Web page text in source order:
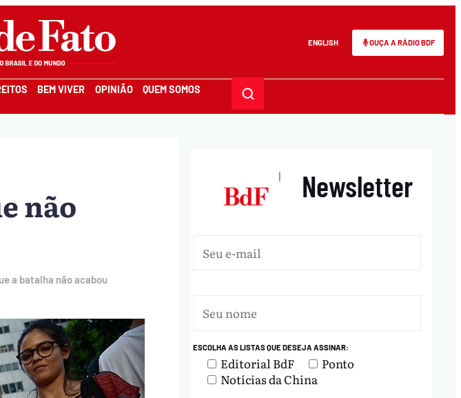
ENGLISH OUÇA A RÁDIO BDF
BEM VIVER OPINIÃO QUEM SOMOS
não
a batalha não acabou
| Newsletter
ESCOLHA AS LISTAS QUE DESEJA ASSINAR:
Editorial BdF
Ponto
Notícias da China